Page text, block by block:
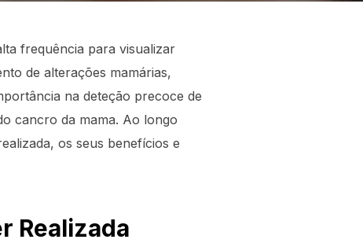
frequência para visualizar
de alterações mamárias,
na deteção precoce de
cancro da mama. Ao longo
os seus benefícios e
Realizada